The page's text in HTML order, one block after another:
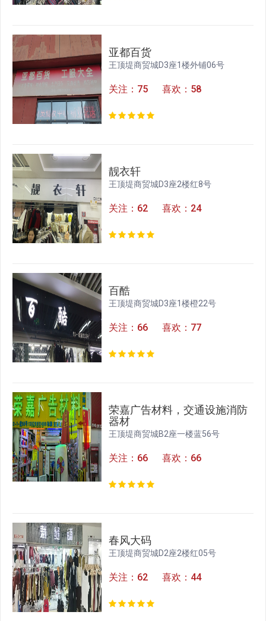
亚都百货
王顶堤商贸城D3座1楼外铺06号
关注：75 喜欢：58
靓衣轩
王顶堤商贸城D3座2楼红8号
关注：62 喜欢：24
百酷
王顶堤商贸城D3座1楼橙22号
关注：66 喜欢：77
荣嘉广告材料，交通设施消防
器材
王顶堤商贸城B2座一楼蓝56号
关注：66 喜欢：66
春风大码
王顶堤商贸城D2座2楼红05号
关注：62 喜欢：44